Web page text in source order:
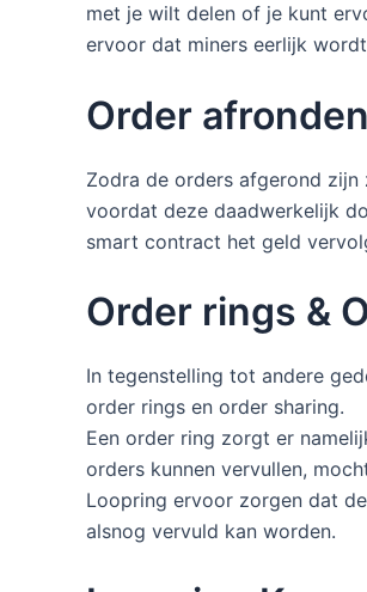
met je wilt delen of je kunt
ervoor dat miners eerlijk
Order afronden
Zodra de orders afgerond
voordat deze daadwerkelijk
smart contract het geld
Order rings &
In tegenstelling tot andere
order rings en order sharing.
Een order ring zorgt er
orders kunnen vervullen,
Loopring ervoor zorgen dat
alsnog vervuld kan worden.